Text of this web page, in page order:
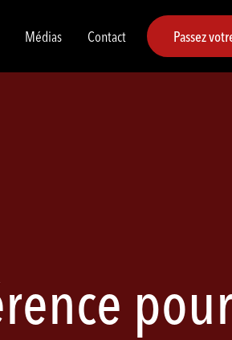
Médias Contact Passez